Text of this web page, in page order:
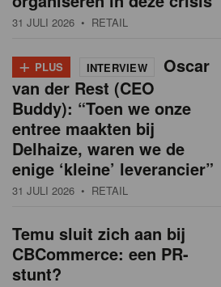
31 JULI 2026 • RETAIL
+ PLUS INTERVIEW
Oscar
van der Rest (CEO
Buddy): “Toen we onze
entree maakten bij
Delhaize, waren we de
enige ‘kleine’ leverancier”
31 JULI 2026 • RETAIL
Temu sluit zich aan bij
CBCommerce: een PR-
stunt?